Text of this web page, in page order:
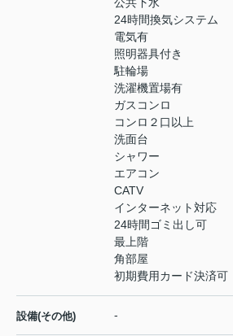
24時間換気システム
電気有
照明器具付き
駐輪場
洗濯機置場有
ガスコンロ
コンロ２口以上
洗面台
シャワー
エアコン
CATV
インターネット対応
24時間ゴミ出し可
最上階
角部屋
初期費用カード決済可
設備(その他) -